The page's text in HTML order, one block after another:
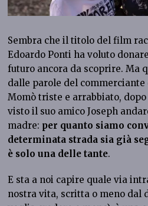
Sembra che il titolo del film
Edoardo Ponti ha voluto
futuro ancora da scoprire. Ma
dalle parole del commerciante
Momò triste e arrabbiato, dopo
visto il suo amico Joseph
madre: per quanto siamo
determinata strada sia già
è solo una delle tante.
E sta a noi capire quale via
nostra vita, scritta o meno dal